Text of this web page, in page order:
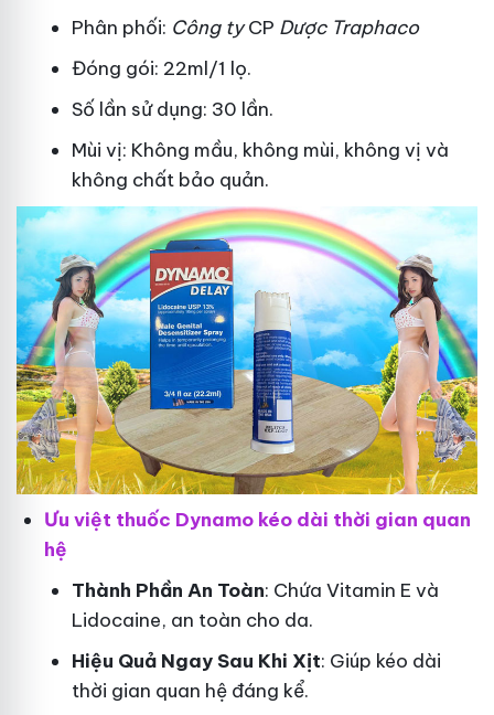
Phân phối: Công tyCP Dược Traphaco
Đóng gói: 22ml/1 lọ.
Số lần sử dụng: 30 lần.
Mùi vị: Không mầu, không mùi, không vị và
không chất bảo quản.
Ưu việt thuốc Dynamo kéo dài thời gian quan
hệ
Thành Phần An Toàn: Chứa Vitamin E và
Lidocaine, an toàn cho da.
Hiệu Quả Ngay Sau Khi Xịt: Giúp kéo dài
thời gian quan hệ đáng kể.